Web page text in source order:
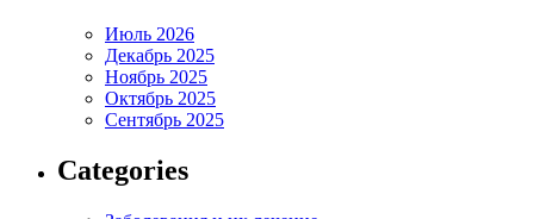
Июль 2026
Декабрь 2025
Ноябрь 2025
Октябрь 2025
Сентябрь 2025
Categories